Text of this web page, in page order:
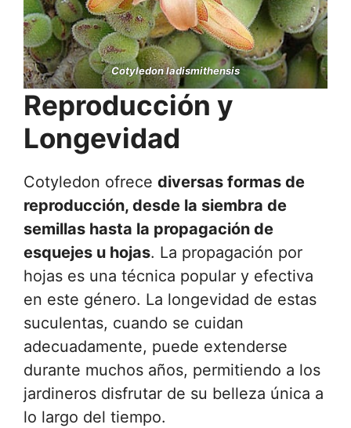
Cotyledon ladismithensis
Reproducción y
Longevidad
Cotyledon ofrece diversas formas de
reproducción, desde la siembra de
semillas hasta la propagación de
esquejes u hojas. La propagación por
hojas es una técnica popular y efectiva
en este género. La longevidad de estas
suculentas, cuando se cuidan
adecuadamente, puede extenderse
durante muchos años, permitiendo a los
jardineros disfrutar de su belleza única a
lo largo del tiempo.